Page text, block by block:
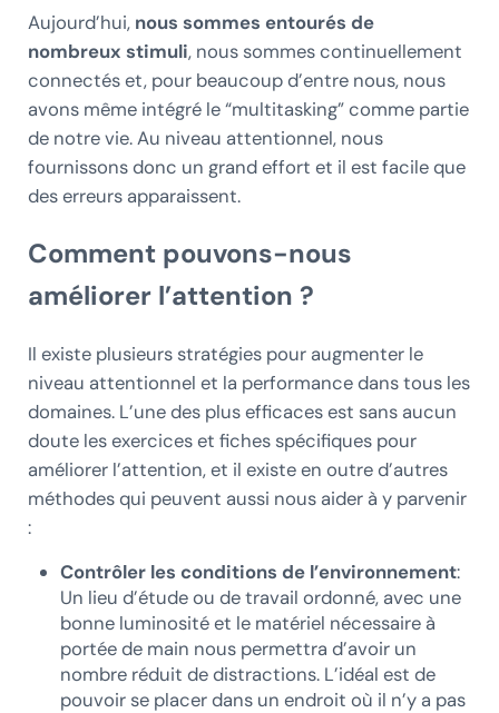
Aujourd’hui, nous sommes entourés de
nombreux stimuli, nous sommes continuellement
connectés et, pour beaucoup d’entre nous, nous
avons même intégré le “multitasking” comme partie
de notre vie. Au niveau attentionnel, nous
fournissons donc un grand effort et il est facile que
des erreurs apparaissent.
Comment pouvons-nous
améliorer l’attention ?
Il existe plusieurs stratégies pour augmenter le
niveau attentionnel et la performance dans tous les
domaines. L’une des plus efficaces est sans aucun
doute les exercices et fiches spécifiques pour
améliorer l’attention, et il existe en outre d’autres
méthodes qui peuvent aussi nous aider à y parvenir
:
Contrôler les conditions de l’environnement:
Un lieu d’étude ou de travail ordonné, avec une
bonne luminosité et le matériel nécessaire à
portée de main nous permettra d’avoir un
nombre réduit de distractions. L’idéal est de
pouvoir se placer dans un endroit où il n’y a pas